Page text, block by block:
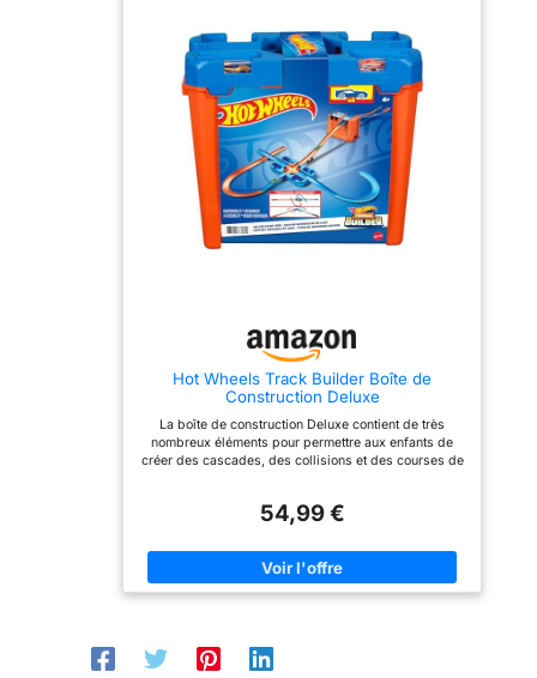
coffrets vendus
séparément.) Placez les
deux voitures Hot Wheels
incluses dans l’ascenseur
et montez au deuxième
niveau pour les lancer
directement sur la piste de
course côte à côte. Au
troisième niveau, lancez-
les, toujours en côte à
côte, dans un looping pour
une cascade
spectaculaire, et changez
quatrième et dernier
voitures Hot Wheels dans
sa direction. S’il est
vertigineuse jusqu’à la
base du garage. S’il
dévore une voiture, elle
derrière du dragon. Les
enfants peuvent profiter
stationnement pour ranger
facilement leurs voitures
Hot Wheels. Le Garage
Wheels, ce qui en fait un
cadeau idéal pour les
d’être à nouveau
propulsées
automatiquement.
Déplacez la barrière de
déviation pour arrêter la
course ou diriger les
voitures vers d’autres
défis. Insérez d’autres
voitures dans le
propulseur pour préparer
l’inévitable collision dans
les airs. Combien de
voitures peuvent faire la
séparément.) Certaines
parties de la piste se
rangement et le coffret
contient une poignée pour
pouvoir le transporter
enfants à partir de 5 ans
qui aiment faire la course,
provoquer des collisions
avec leurs voitures Hot
Wheels !
Hot Wheels Track Builder Boîte de
Construction Deluxe
La boîte de construction Deluxe contient de très
nombreux éléments pour permettre aux enfants de
créer des cascades, des collisions et des courses de
trois configurations de circuit possibles. Rangement
copains. Les enfants pourront créer des circuits
passionnants avec les modèles de construction
spécial rallye, course en duel et côte-à-côte, ainsi
une déviation et deux véhicules !
54,99 €